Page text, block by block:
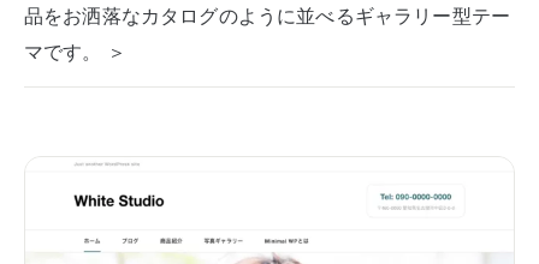
品をお洒落なカタログのように並べるギャラリー型テー
マです。 ＞